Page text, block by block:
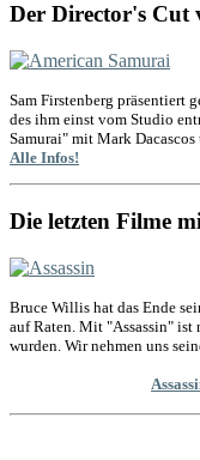
Der Director's Cut
Sam Firstenberg präsentiert
des ihm einst vom Studio
Samurai" mit Mark
Alle Infos!
Die letzten Filme
Bruce Willis hat das Ende
auf Raten. Mit "Assassin"
wurden. Wir nehmen uns